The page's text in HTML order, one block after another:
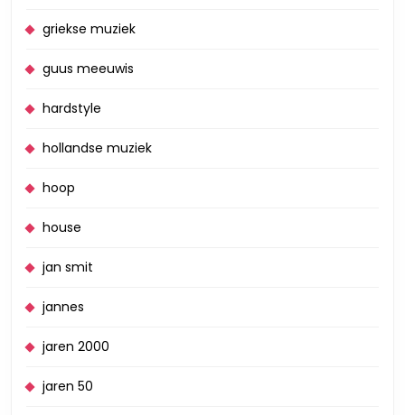
griekse muziek
guus meeuwis
hardstyle
hollandse muziek
hoop
house
jan smit
jannes
jaren 2000
jaren 50